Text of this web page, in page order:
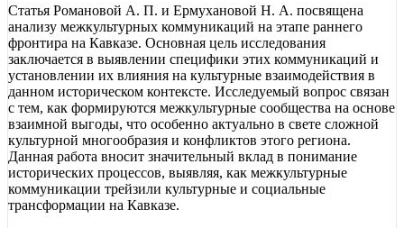
Статья Романовой А. П. и Ермухановой Н. А. посвящена
анализу межкультурных коммуникаций на этапе раннего
фронтира на Кавказе. Основная цель исследования
заключается в выявлении специфики этих коммуникаций и
установлении их влияния на культурные взаимодействия в
данном историческом контексте. Исследуемый вопрос связан
с тем, как формируются межкультурные сообщества на основе
взаимной выгоды, что особенно актуально в свете сложной
культурной многообразия и конфликтов этого региона.
Данная работа вносит значительный вклад в понимание
исторических процессов, выявляя, как межкультурные
коммуникации трейзили культурные и социальные
трансформации на Кавказе.